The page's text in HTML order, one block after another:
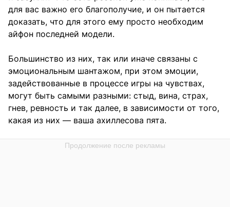
для вас важно его благополучие, и он пытается
доказать, что для этого ему просто необходим
айфон последней модели.
Большинство из них, так или иначе связаны с
эмоциональным шантажом, при этом эмоции,
задействованные в процессе игры на чувствах,
могут быть самыми разными: стыд, вина, страх,
гнев, ревность и так далее, в зависимости от того,
какая из них — ваша ахиллесова пята.